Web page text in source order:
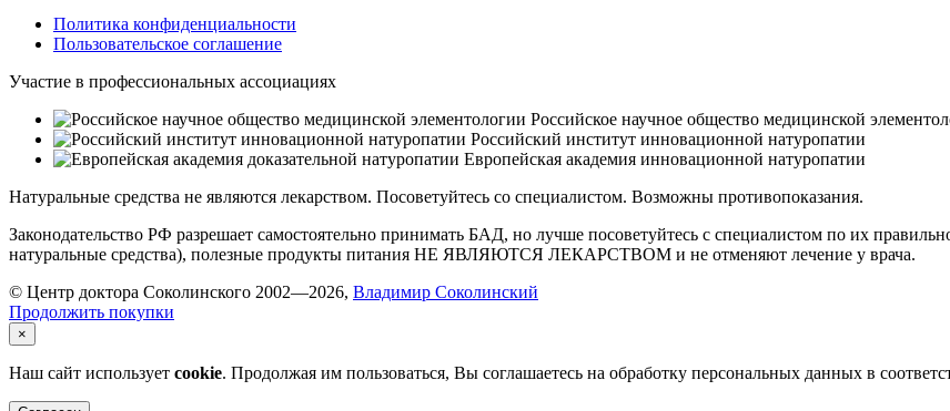
Политика конфиденциальности
Пользовательское соглашение
Участие в профессиональных ассоциациях
Российское научное общество медицинской
Российский институт инновационной натуропатии
Европейская академия инновационной натуропатии
Натуральные средства не являются лекарством. Посоветуйтесь со специалистом. Возможны противопоказания.
Законодательство РФ разрешает самостоятельно принимать БАД, но лучше посоветуйтесь с специалистом по их
натуральные средства), полезные продукты питания НЕ ЯВЛЯЮТСЯ ЛЕКАРСТВОМ и не отменяют лечение у врача.
© Центр доктора Соколинского 2002—2026, Владимир Соколинский
Продолжить покупки
×
Наш сайт использует cookie. Продолжая им пользоваться, Вы соглашаетесь на обработку персональных данных в